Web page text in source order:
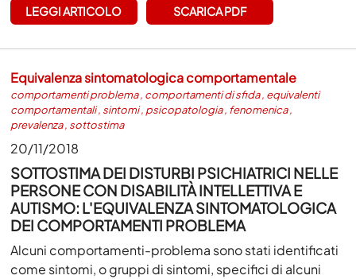
LEGGI ARTICOLO SCARICA PDF
Equivalenza sintomatologica comportamentale
comportamenti problema, comportamenti di sfida, equivalenti
comportamentali, sintomi, psicopatologia, fenomenica,
prevalenza, sottostima
20/11/2018
SOTTOSTIMA DEI DISTURBI PSICHIATRICI NELLE
PERSONE CON DISABILITÀ INTELLETTIVA E
AUTISMO: L'EQUIVALENZA SINTOMATOLOGICA
DEI COMPORTAMENTI PROBLEMA
Alcuni comportamenti-problema sono stati identificati
come sintomi, o gruppi di sintomi, specifici di alcuni